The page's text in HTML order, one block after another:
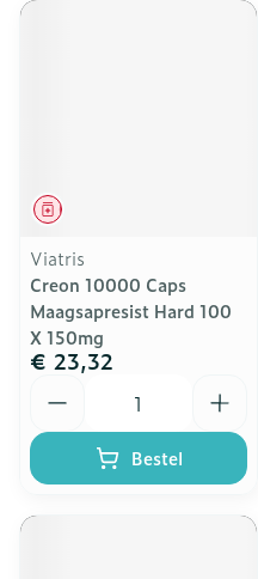
Geneesmiddel
Viatris
Creon 10000 Caps
Maagsapresist Hard 100
X 150mg
€ 23,32
Bestel